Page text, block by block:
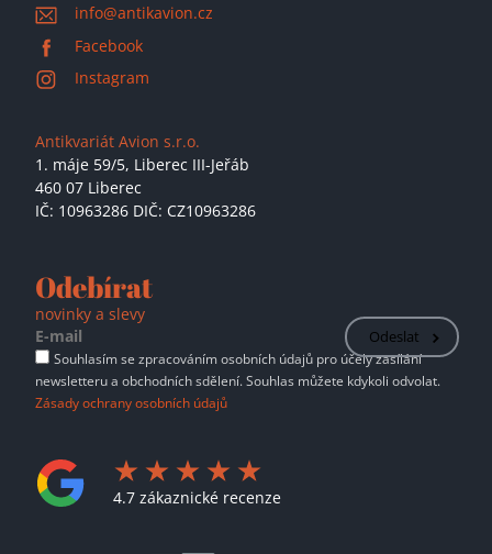
info@antikavion.cz
Facebook
Instagram
Antikvariát Avion s.r.o.
1. máje 59/5, Liberec III-Jeřáb
460 07 Liberec
IČ: 10963286 DIČ: CZ10963286
Odebírat
novinky a slevy
Odeslat
Souhlasím se zpracováním osobních údajů pro účely zasílání
newsletteru a obchodních sdělení. Souhlas můžete kdykoli odvolat.
Zásady ochrany osobních údajů
4.7 zákaznické recenze